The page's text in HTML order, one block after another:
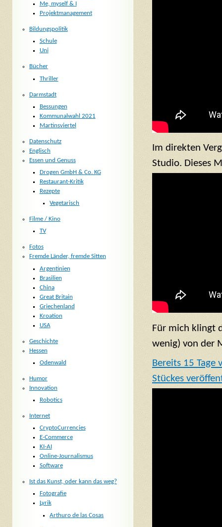
Im direkten
Studio. Dieses
Für mich klingt
wenig) von der
Bereits 15 Tage
Stückes
Me, myself & I
Projektmanagement
Bildungspolitik
Schule
Uni
Bücher
Thriller
Darmstadt
Bessungen
Kommunalwahl 2021
Martinsviertel
Datenschutz
Englisch
Essen und Genuss
Drogen GmbH & Co. KG
Restaurant-Kritik
Rezepte
Vegetarisch
Filme / Kino
TV
Fotos
Fremde Länder, fremde Sitten
Argentinien
Brasilien
China
Great Britain
Griechenland
Kroation
USA
Geschichte
Hessen
Odenwald
Humor
Innovation
Robotics
Internet
CryptoCurrencies
E-Commerce
KI-AI
Online-Journalismus
Software
Ist das Kunst, oder kann das weg?
Fotografie
Lyrik
Arthuro de las Cosas